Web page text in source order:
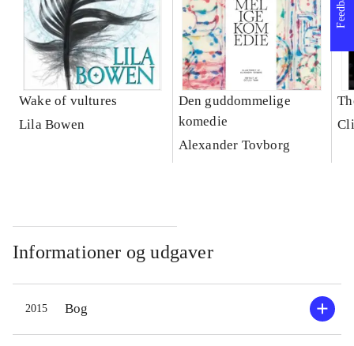
Wake of vultures
Lila Bowen
Den guddommelige
komedie
Alexander Tovborg
Informationer og udgaver
2015 Bog